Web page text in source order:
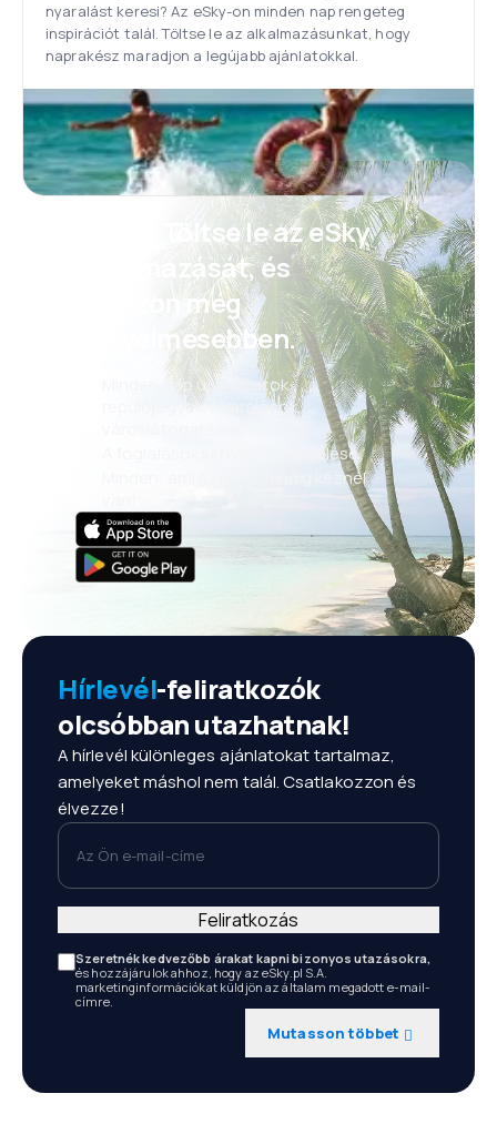
nyaralást keresi? Az eSky-on minden nap rengeteg
inspirációt talál. Töltse le az alkalmazásunkat, hogy
naprakész maradjon a legújabb ajánlatokkal.
Psszt! Töltse le az eSky
alkalmazását, és
utazzon még
kényelmesebben.
Minden nap új ajánlatok:
repülőjegyek, nyaralások,
A foglalások kényelmes kezelése
Minden, ami számít, mindig kéznél
Hírlevél-feliratkozók
olcsóbban utazhatnak!
A hírlevél különleges ajánlatokat tartalmaz,
amelyeket máshol nem talál. Csatlakozzon és
élvezze!
Az Ön e-mail-címe
Szeretnék kedvezőbb árakat kapni bizonyos utazásokra,
és hozzájárulok ahhoz, hogy az eSky.pl S.A.
marketinginformációkat küldjön az általam megadott e-mail-
címre.
Mutasson többet
Feliratkozás